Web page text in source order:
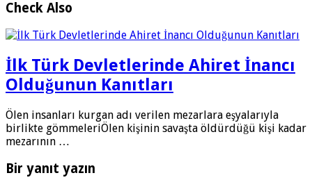
Check Also
İlk Türk Devletlerinde Ahiret İnancı
Olduğunun Kanıtları
Ölen insanları kurgan adı verilen mezarlara eşyalarıyla
birlikte gömmeleriÖlen kişinin savaşta öldürdüğü kişi kadar
mezarının …
Bir yanıt yazın